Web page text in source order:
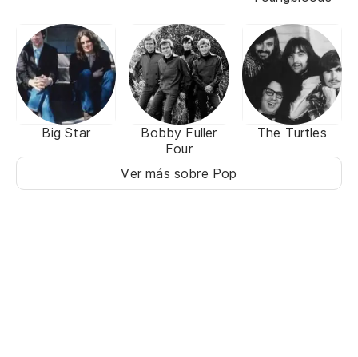
Big Star
Bobby Fuller
Four
The Turtles
Ver más sobre Pop